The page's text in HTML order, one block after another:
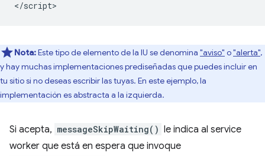
Nota:Este tipo de elemento de la IU se denomina "aviso" o"alerta",
y hay muchas implementaciones prediseñadas que puedes incluir en
tu sitio si no deseas escribir las tuyas. En este ejemplo, la
implementación es abstracta a la izquierda.
Si acepta, messageSkipWaiting() le indica al service
worker que está en espera que invoque